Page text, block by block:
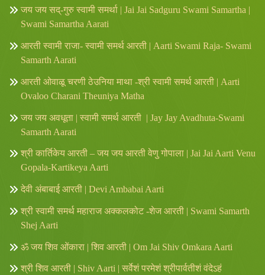
जय जय सद्-गुरु स्वामी समर्था | Jai Jai Sadguru Swami Samartha |
Swami Samartha Aarati
आरती स्वामी राजा- स्वामी समर्थ आरती | Aarti Swami Raja- Swami
Samarth Aarati
आरती ओवाळू चरणी ठेउनिया माथा -श्री स्वामी समर्थ आरती | Aarti
Ovaloo Charani Theuniya Matha
जय जय अवधूता | स्वामी समर्थ आरती | Jay Jay Avadhuta-Swami
Samarth Aarati
श्री कार्तिकेय आरती – जय जय आरती वेणु गोपाला | Jai Jai Aarti Venu
Gopala-Kartikeya Aarti
देवी अंबाबाई आरती | Devi Ambabai Aarti
श्री स्वामी समर्थ महाराज अक्कलकोट -शेज आरती | Swami Samarth
Shej Aarti
ॐ जय शिव ओंकारा | शिव आरती | Om Jai Shiv Omkara Aarti
श्री शिव आरती | Shiv Aarti | सर्वेशं परमेशं श्रीपार्वतीशं वंदेऽहं